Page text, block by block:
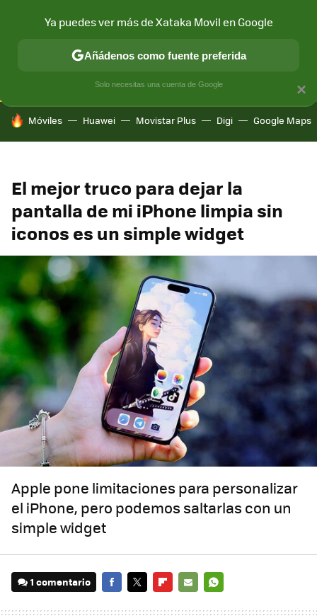
CONECTIVIDAD MÓVIL Y SOCIEDAD APLICACIONES
HOY SE HABLA DE
Móviles Huawei Movistar Plus Digi Google Maps
El mejor truco para dejar la
pantalla de mi iPhone limpia sin
iconos es un simple widget
Apple pone limitaciones para personalizar
el iPhone, pero podemos saltarlas con un
simple widget
1 comentario
×
Ya puedes ver más de Xataka Movil en Google
Añádenos como fuente preferida
Solo necesitas una cuenta de Google